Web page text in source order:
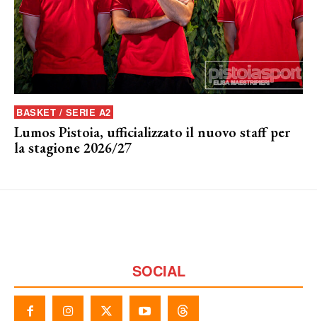
BASKET / SERIE A2
Lumos Pistoia, ufficializzato il nuovo staff per
la stagione 2026/27
SOCIAL